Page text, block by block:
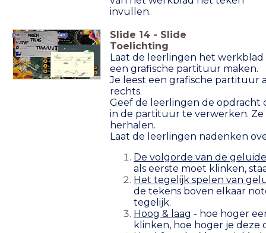
invullen.
Iedereen kan componeren stap 6
Maak jullie eigen grafische partituur!
10:00
Uitvoeren
Samen aan de
slag
volgorde
geluiden tegelijk
2
hoog en laag
3
hard en zacht
4
Slide 14 - Slide
Toelichting
Laat de leerlingen het werkblad
een grafische partituur maken.
Je leest een grafische partituur
rechts.
Geef de leerlingen de opdracht
in de partituur te verwerken.
herhalen.
Laat de leerlingen nadenken
De volgorde van de
als eerste moet klinken,
Het tegelijk spelen van
de tekens boven elkaar
tegelijk.
Hoog & laag - hoe hoger
klinken, hoe hoger je deze